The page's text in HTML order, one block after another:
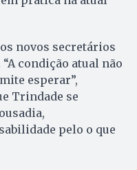
novos secretários
condição atual não
esperar”,
Trindade se
pelo o que